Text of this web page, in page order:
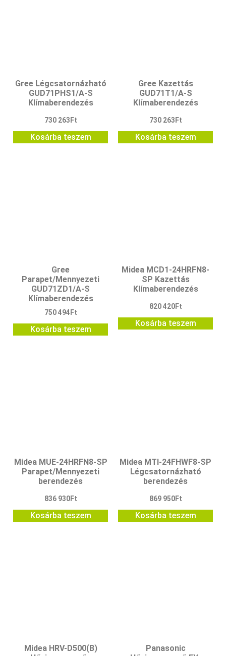
Gree Légcsatornázható
GUD71PHS1/A-S
Klímaberendezés
730 263 Ft
Kosárba teszem
Gree Kazettás
GUD71T1/A-S
Klímaberendezés
730 263 Ft
Kosárba teszem
Gree
Parapet/Mennyezeti
GUD71ZD1/A-S
Klímaberendezés
750 494 Ft
Kosárba teszem
Midea MCD1-24HRFN8-
SP Kazettás
Klímaberendezés
820 420Ft
Kosárba teszem
Midea MUE-24HRFN8-SP
Parapet/Mennyezeti
berendezés
836 930Ft
Kosárba teszem
Midea MTI-24FHWF8-SP
Légcsatornázható
berendezés
869 950Ft
Kosárba teszem
Midea HRV-D500(B)
Panasonic